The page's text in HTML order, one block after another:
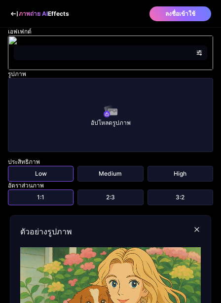
ภาพถ่าย AIEffects ลงชื่อเข้าใช้
เอฟเฟกต์
รูปภาพ
อัปโหลดรูปภาพ
ประสิทธิภาพ
Low
Medium
High
อัตราส่วนภาพ
1:1
2:3 3:2
ตัวอย่างรูปภาพ